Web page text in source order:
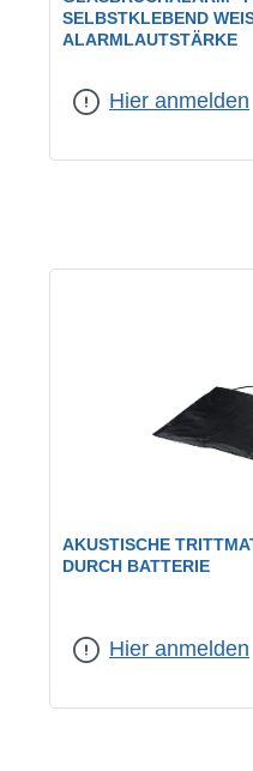
SELBSTKLEBEND
LARMLAUTSTÄRKE
Hier anmelden
AKUSTISCHE
DURCH BATTERIE
Hier anmelden